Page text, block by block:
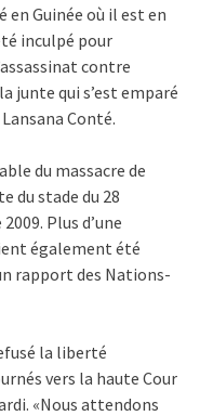
en Guinée où il est en
inculpé pour
contre
junte qui s’est emparé
Conté.
du massacre de
du stade du 28
Plus d’une
également été
rapport des Nations-
la liberté
vers la haute Cour
«Nous attendons